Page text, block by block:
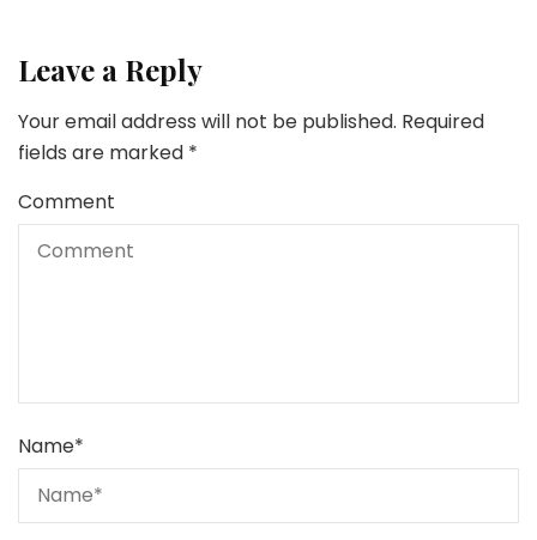
Leave a Reply
Your email address will not be published. Required
fields are marked *
Comment
Name*